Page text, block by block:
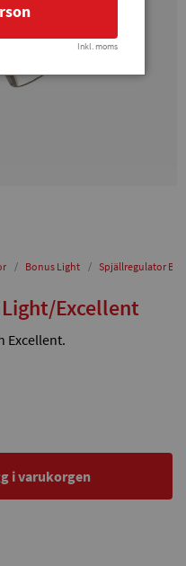
Bonus Light Spjällregulator
Excellent
Excellent.
i varukorgen
Inkl. moms